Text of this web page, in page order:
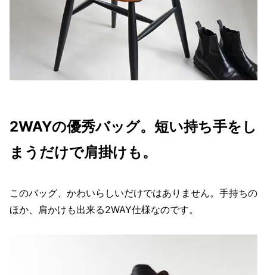
2WAYの優秀バッグ。短い持ち手をし
まうだけで肩掛けも。
このバッグ、かわいらしいだけではありません。手持ちの
ほか、肩かけも出来る2WAY仕様なのです。